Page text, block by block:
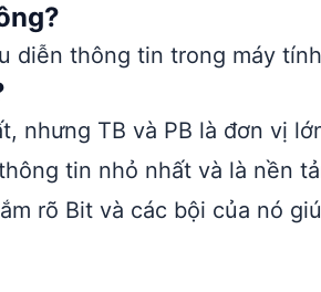
diễn thông tin trong máy
nhưng TB và PB là đơn vị
tin nhỏ nhất và là nền
rõ Bit và các bội của nó